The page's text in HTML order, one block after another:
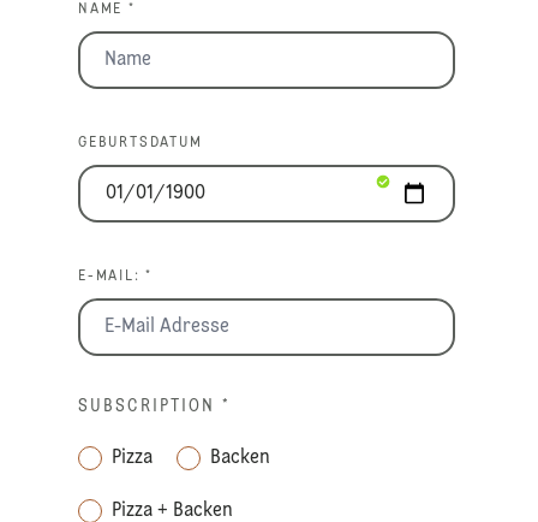
NAME *
GEBURTSDATUM
E-MAIL: *
SUBSCRIPTION *
Pizza Backen
Pizza + Backen